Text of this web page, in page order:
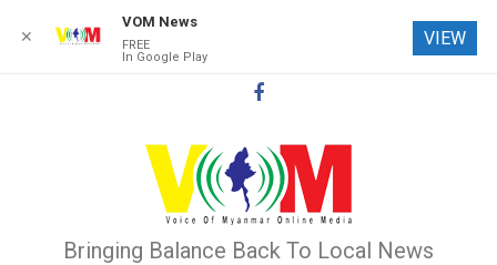
Bringing Balance Back To Local News
✕
VOM News
FREE
In Google Play
VIEW